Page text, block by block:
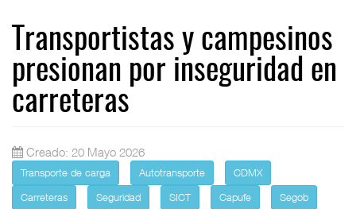
Transportistas y campesinos
presionan por inseguridad en
carreteras
Creado: 20 Mayo 2026
Transporte de carga Autotransporte
CDMX
Carreteras
Seguridad SICT Capufe
Segob